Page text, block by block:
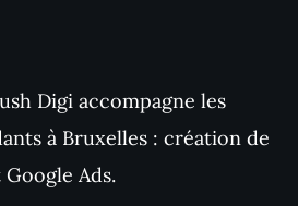
Digi accompagne les
à Bruxelles : création de
Google Ads.